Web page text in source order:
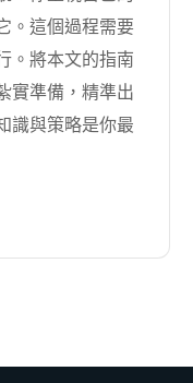
。這個過程需要
。將本文的指南
實準備，精準出
識與策略是你最